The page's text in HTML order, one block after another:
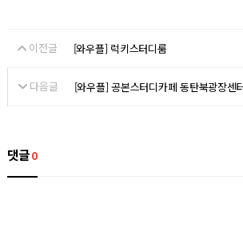
이전글 [와우플] 럭키스터디룸
다음글 [와우플] 공본스터디카페 동탄북광장센
댓글0